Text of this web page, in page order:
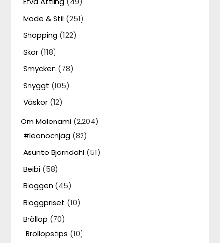
Mode & Stil (251)
Shopping (122)
Skor (118)
Smycken (78)
Snyggt (105)
Väskor (12)
Om Malenami (2,204)
#leonochjag (82)
Asunto Björndahl (51)
Beibi (58)
Bloggen (45)
Bloggpriset (10)
Bröllop (70)
Bröllopstips (10)